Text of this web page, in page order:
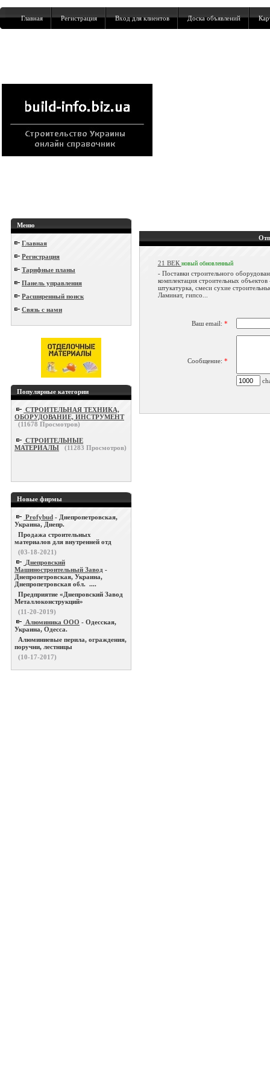
Главная Регистрация Вход для клиентов Доска объявлений
Меню
Главная
Регистрация
Тарифные планы
Панель управления
Расширенный поиск
Связь с нами
Популярные категории
СТРОИТЕЛЬНАЯ ТЕХНИКА,
ОБОРУДОВАНИЕ, ИНСТРУМЕНТ
(11678 Просмотров)
СТРОИТЕЛЬНЫЕ
МАТЕРИАЛЫ
(11283 Просмотров)
Новые фирмы
Profybud - Днепропетровская,
Украина, Днепр.
Продажа строительных
материалов для внутренней отд
(03-18-2021)
Днепровский
Машиностроительный Завод -
Днепропетровская, Украина,
Днепропетровская обл. ....
Предприятие «Днепровский Завод
Металлоконструкций»
(11-20-2019)
Алюминика ООО - Одесская,
Украина, Одесса.
Алюминиевые перила, ограждения,
поручни, лестницы
(10-17-2017)
21 ВЕК новый обновленный
- Поставки строительного
комплектация строительных
штукатурка, смеси сухие
Ламинат, гипсо...
Ваш email: *
Сообщение: *